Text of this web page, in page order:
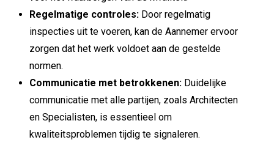
Regelmatige controles: Door regelmatig
inspecties uit te voeren, kan de Aannemer ervoor
zorgen dat het werk voldoet aan de gestelde
normen.
Communicatie met betrokkenen: Duidelijke
communicatie met alle partijen, zoals Architecten
en Specialisten, is essentieel om
kwaliteitsproblemen tijdig te signaleren.